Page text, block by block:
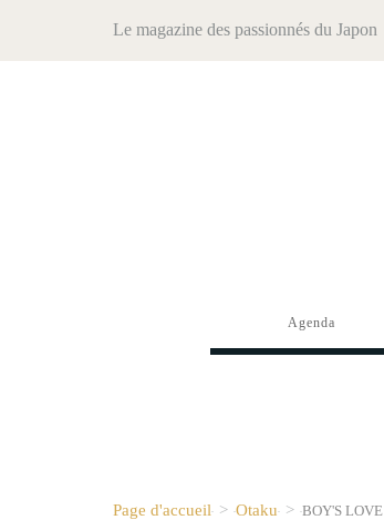
Le magazine des passionnés du Japon
Agenda
Page d'accueil > Otaku > BOY'S